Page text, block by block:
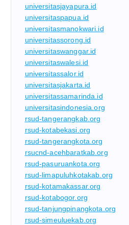
universitasjayapura.id
universitaspapua.id
universitasmanokwari.id
universitassorong.id
universitaswanggar.id
universitaswalesi.id
universitassalor.id
universitasjakarta.id
universitassamarinda.id
universitasindonesia.org
rsud-tangerangkab.org
rsud-kotabekasi.org
rsud-tangerangkota.org
rsucnd-acehbaratkab.org
rsud-pasuruankota.org
rsud-limapuluhkotakab.org
rsud-kotamakassar.org
rsud-kotabogor.org
rsud-tanjungpinangkota.org
rsud-simeuluekab.org